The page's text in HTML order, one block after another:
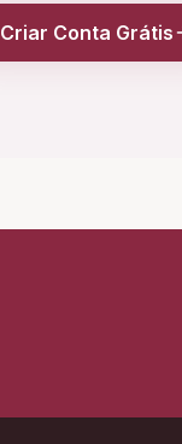
Criar Conta Grátis